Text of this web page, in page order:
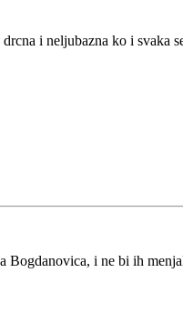
i neljubazna ko i svaka
Bogdanovica, i ne bi ih